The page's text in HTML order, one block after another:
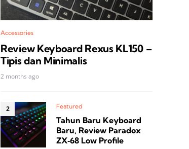
Accessories
Review Keyboard Rexus KL150 –
Tipis dan Minimalis
2 months ago
Featured
Tahun Baru Keyboard
Baru, Review Paradox
ZX‑68 Low Profile